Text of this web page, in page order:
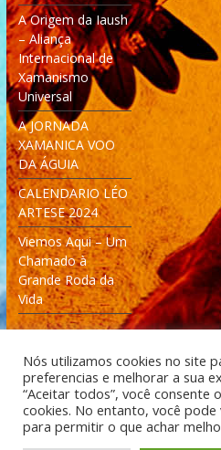
A Origem da Iaush
– Aliança
Internacional de
Xamanismo
Universal
A JORNADA
XAMANICA VOO
DA ÁGUIA
CALENDARIO LÉO
ARTESE 2024
Viemos Aqui – Um
Chamado à
Grande Roda da
Vida
Desenvolvido: Moleculas4D
Tecnologia
Nós utilizamos cookies no site
preferencias e melhorar a sua
“Aceitar todos”, você consente
cookies. No entanto, você
para permitir o que achar